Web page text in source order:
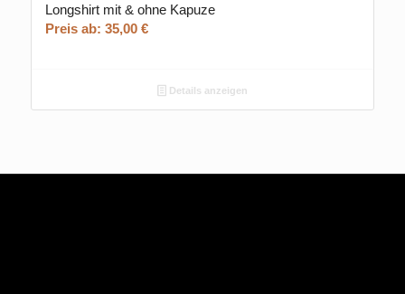
Longshirt mit & ohne Kapuze
Preis ab: 35,00 €
Details anzeigen